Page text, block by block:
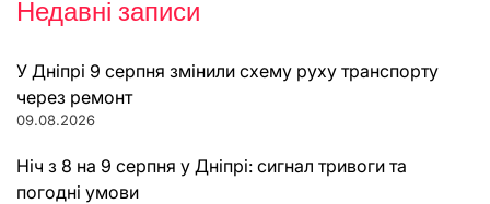
Недавні записи
У Дніпрі 9 серпня змінили схему руху транспорту
через ремонт
09.08.2026
Ніч з 8 на 9 серпня у Дніпрі: сигнал тривоги та
погодні умови